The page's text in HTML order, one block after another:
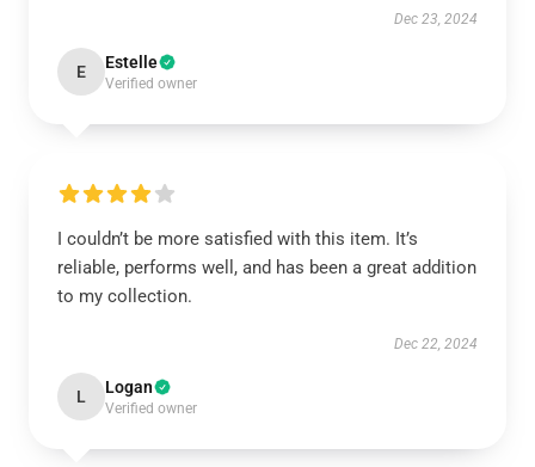
Dec 23, 2024
E Estelle
Verified owner
I couldn’t be more satisfied with this item. It’s
reliable, performs well, and has been a great addition
to my collection.
Dec 22, 2024
L Logan
Verified owner